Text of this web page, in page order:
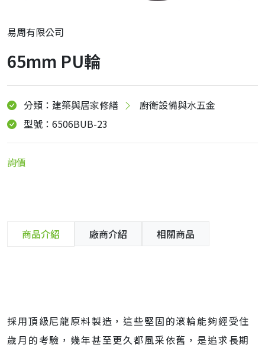
易周有限公司
65mm PU輪
分類：建築與居家修繕
廚衛設備與水五金
型號：6506BUB-23
詢價
商品介紹 廠商介紹 相關商品
採用頂級尼龍原料製造，這些堅固的滾輪能夠經受住
歲月的考驗，幾年甚至更久都風采依舊，是追求長期